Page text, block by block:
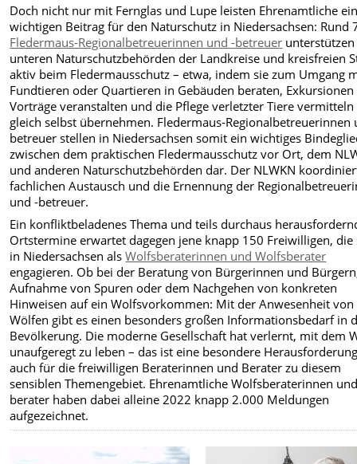
Doch nicht nur mit Fernglas und Lupe leisten Ehrenamtliche
wichtigen Beitrag für den Naturschutz in Niedersachsen: Rund
Fledermaus-Regionalbetreuerinnen und -betreuer
unteren Naturschutzbehörden der Landkreise und kreisfreien
aktiv beim Fledermausschutz – etwa, indem sie zum Umgang
Fundtieren oder Quartieren in Gebäuden beraten,
Vorträge veranstalten und die Pflege verletzter Tiere
gleich selbst übernehmen. Fledermaus-Regionalbetreuerinnen
betreuer stellen in Niedersachsen somit ein wichtiges
zwischen dem praktischen Fledermausschutz vor Ort, dem
und anderen Naturschutzbehörden dar. Der NLWKN
fachlichen Austausch und die Ernennung der
und -betreuer.
Ein konfliktbeladenes Thema und teils durchaus
Ortstermine erwartet dagegen jene knapp 150 Freiwilligen, die
in Niedersachsen alsWolfsberaterinnen und Wolfsberater
engagieren. Ob bei der Beratung von Bürgerinnen und
Aufnahme von Spuren oder dem Nachgehen von konkreten
Hinweisen auf ein Wolfsvorkommen: Mit der Anwesenheit von
Wölfen gibt es einen besonders großen Informationsbedarf in
Bevölkerung. Die moderne Gesellschaft hat verlernt, mit dem
unaufgeregt zu leben – das ist eine besondere
auch für die freiwilligen Beraterinnen und Berater zu diesem
sensiblen Themengebiet. Ehrenamtliche Wolfsberaterinnen
berater haben dabei alleine 2022 knapp 2.000 Meldungen
aufgezeichnet.